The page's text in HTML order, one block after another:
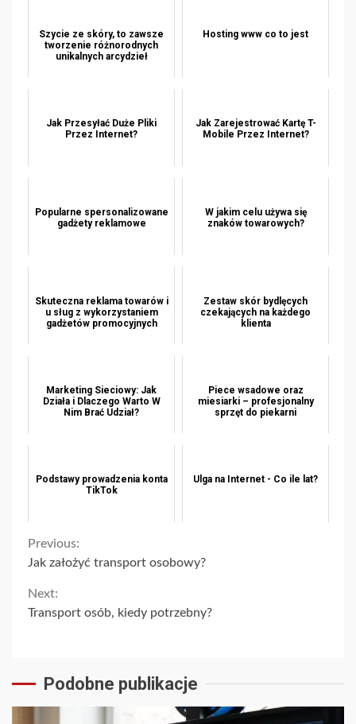
Szycie ze skóry, to zawsze
tworzenie różnorodnych
unikalnych arcydzieł
Hosting www co to jest
Jak Przesyłać Duże Pliki
Przez Internet?
Jak Zarejestrować Kartę T-
Mobile Przez Internet?
Popularne spersonalizowane
gadżety reklamowe
W jakim celu używa się
znaków towarowych?
Skuteczna reklama towarów i
u sług z wykorzystaniem
gadżetów promocyjnych
Zestaw skór bydlęcych
czekających na każdego
klienta
Marketing Sieciowy: Jak
Działa i Dlaczego Warto W
Nim Brać Udział?
Piece wsadowe oraz
miesiarki – profesjonalny
sprzęt do piekarni
Podstawy prowadzenia konta
TikTok
Ulga na Internet - Co ile lat?
Continue
Reading
Previous:
Jak założyć transport osobowy?
Next:
Transport osób, kiedy potrzebny?
Podobne publikacje